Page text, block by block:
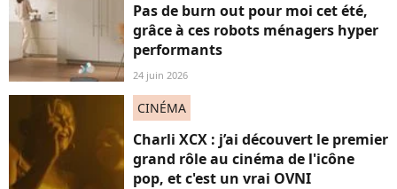
Pas de burn out pour moi cet été,
grâce à ces robots ménagers hyper
performants
24 juin 2026
CINÉMA
Charli XCX : j’ai découvert le premier
grand rôle au cinéma de l'icône
pop, et c'est un vrai OVNI